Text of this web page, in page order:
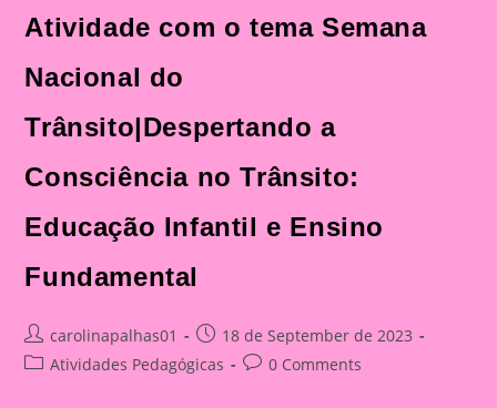
Atividade com o tema Semana
Nacional do
Trânsito|Despertando a
Consciência no Trânsito:
Educação Infantil e Ensino
Fundamental
Post
author:
carolinapalhas01
Post
published:
18 de September de 2023
PostAtividades Pedagógicas
Post0 Comments